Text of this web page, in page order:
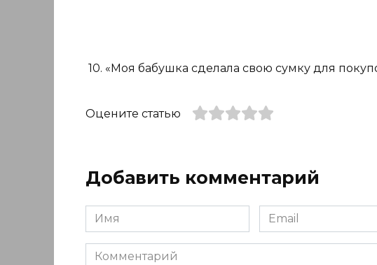
10. «Моя бабушка сделала свою сумку для
Оцените статью
Добавить комментарий
Имя
*
Email
*
Комментарий